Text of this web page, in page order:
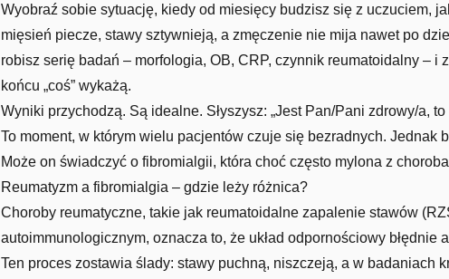
Wyobraź sobie sytuację, kiedy od miesięcy budzisz się z uczuciem,
mięsień piecze, stawy sztywnieją, a zmęczenie nie mija nawet po
robisz serię badań – morfologia, OB, CRP, czynnik reumatoidalny –
końcu „coś” wykażą.
Wyniki przychodzą. Są idealne. Słyszysz: „Jest Pan/Pani zdrowy/a, to
To moment, w którym wielu pacjentów czuje się bezradnych. Jednak
Może on świadczyć o fibromialgii, która choć często mylona z
Reumatyzm a fibromialgia – gdzie leży różnica?
Choroby reumatyczne, takie jak reumatoidalne zapalenie stawów
autoimmunologicznym, oznacza to, że układ odpornościowy błędnie
Ten proces zostawia ślady: stawy puchną, niszczeją, a w badaniach